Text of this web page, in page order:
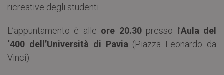
ricreative degli studenti.
L’appuntamento è alle ore 20.30presso l’Aula del
‘400 dell’Università di Pavia (Piazza Leonardo da
Vinci).